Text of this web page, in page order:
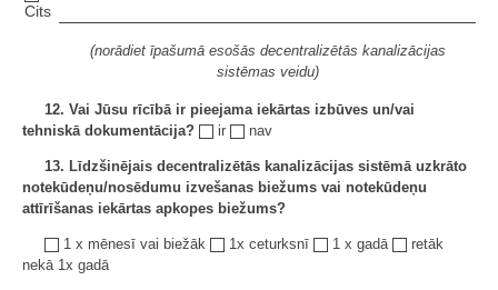
Cits
(norādiet īpašumā esošās decentralizētās kanalizācijas
sistēmas veidu)
12. Vai Jūsu rīcībā ir pieejama iekārtas izbūves un/vai
tehniskā dokumentācija?
ir nav
13. Līdzšinējais decentralizētās kanalizācijas sistēmā uzkrāto
notekūdeņu/nosēdumu izvešanas biežums vai notekūdeņu
attīrīšanas iekārtas apkopes biežums?
1 x mēnesī vai biežāk 1x ceturksnī 1 x gadā
retāk
nekā 1x gadā